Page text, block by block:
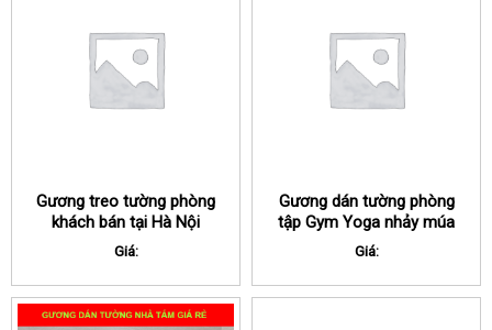
Gương treo tường phòng
khách bán tại Hà Nội
Giá:
Gương dán tường phòng
tập Gym Yoga nhảy múa
tại Hà Nội
Giá: